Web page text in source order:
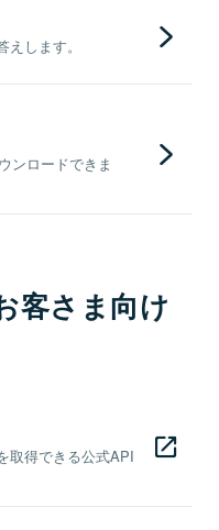
します。
ンロードできま
客さま向け
取得できる公式API